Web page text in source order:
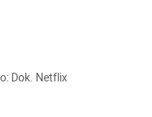
Dok. Netflix